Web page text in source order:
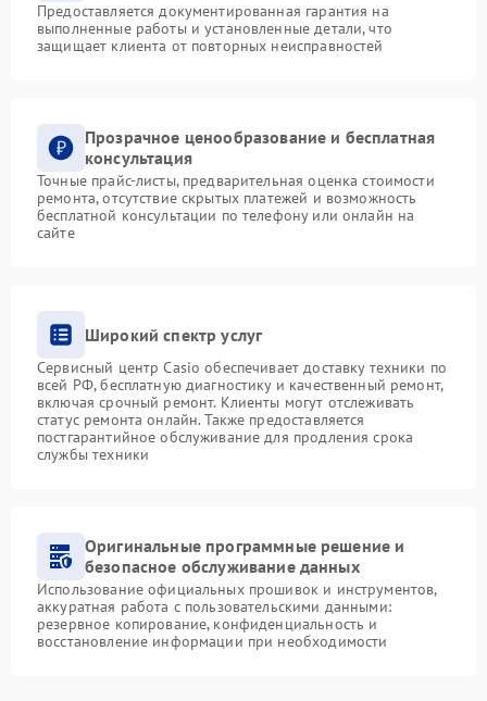
Предоставляется документированная гарантия на
выполненные работы и установленные детали, что
защищает клиента от повторных неисправностей
Прозрачное ценообразование и бесплатная
консультация
Точные прайс-листы, предварительная оценка стоимости
ремонта, отсутствие скрытых платежей и возможность
бесплатной консультации по телефону или онлайн на
сайте
Широкий спектр услуг
Сервисный центр Casio обеспечивает доставку техники по
всей РФ, бесплатную диагностику и качественный ремонт,
включая срочный ремонт. Клиенты могут отслеживать
статус ремонта онлайн. Также предоставляется
постгарантийное обслуживание для продления срока
службы техники
Оригинальные программные решение и
безопасное обслуживание данных
Использование официальных прошивок и инструментов,
аккуратная работа с пользовательскими данными:
резервное копирование, конфиденциальность и
восстановление информации при необходимости